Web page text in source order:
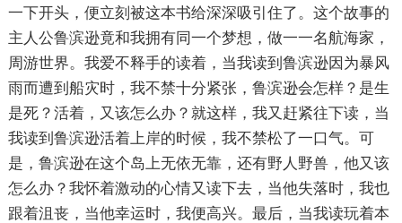
一下开头，便立刻被这本书给深深吸引住了。这个故事的
主人公鲁滨逊竟和我拥有同一个梦想，做一一名航海家，
周游世界。我爱不释手的读着，当我读到鲁滨逊因为暴风
雨而遭到船灾时，我不禁十分紧张，鲁滨逊会怎样？是生
是死？活着，又该怎么办？就这样，我又赶紧往下读，当
我读到鲁滨逊活着上岸的时候，我不禁松了一口气。可
是，鲁滨逊在这个岛上无依无靠，还有野人野兽，他又该
怎么办？我怀着激动的心情又读下去，当他失落时，我也
跟着沮丧，当他幸运时，我便高兴。最后，当我读玩着本